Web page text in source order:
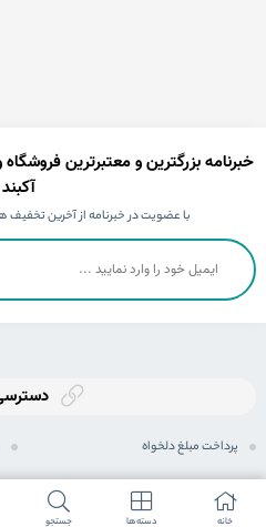
خانه دسته ها جستجو
خبرنامه بزرگترین و معتبرترین
آکبند
با عضویت در خبرنامه از آخرین
پرداخت مبلغ دلخواه
ثبت سفارش